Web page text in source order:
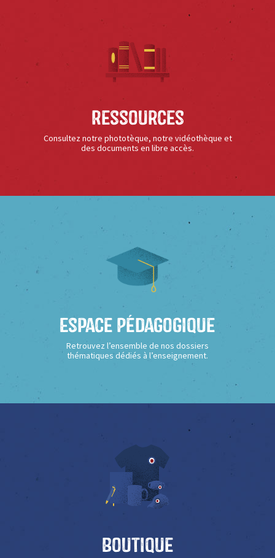
Ressources
Consultez notre phototèque, notre vidéothèque et
des documents en libre accès.
Espace Pédagogique
Retrouvez l’ensemble de nos dossiers
thématiques dédiés à l’enseignement.
Boutique